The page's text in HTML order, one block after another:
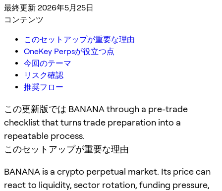
最終更新 2026年5月25日
コンテンツ
このセットアップが重要な理由
OneKey Perpsが役立つ点
今回のテーマ
リスク確認
推奨フロー
この更新版では BANANA through a pre-trade
checklist that turns trade preparation into a
repeatable process.
このセットアップが重要な理由
BANANA is a crypto perpetual market. Its price can
react to liquidity, sector rotation, funding pressure,